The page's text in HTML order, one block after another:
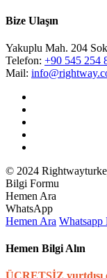
Bize Ulaşın
Yakuplu Mah. 204
Telefon: +90 545 254
Mail:
© 2024
Bilgi Formu
Hemen Ara
WhatsApp
Hemen Ara Whatsapp
Hemen Bilgi Alın